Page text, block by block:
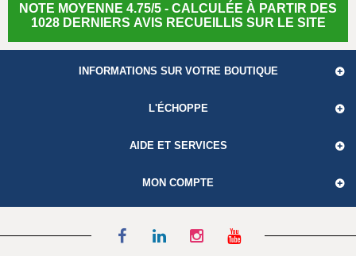
NOTE MOYENNE 4.75/5 - CALCULÉE À PARTIR DES
1028 DERNIERS AVIS RECUEILLIS SUR LE SITE
INFORMATIONS SUR VOTRE BOUTIQUE
L'ÉCHOPPE
AIDE ET SERVICES
MON COMPTE